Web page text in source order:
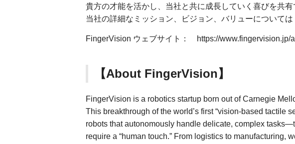
貴方の才能を活かし、当社と共に成長していく喜びを共
当社の詳細なミッション、ビジョン、バリューについては
FingerVision ウェブサイト： https://www.fingervision.jp/
【About FingerVision】
FingerVision is a robotics startup born out of Carnegie
This breakthrough of the world’s first “vision-based tactile
robots that autonomously handle delicate, complex
require a “human touch.” From logistics to manufacturing,